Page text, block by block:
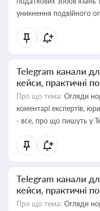
уникнення подвійного
Telegram канали
кейси, практичні
Про що тема: Огляди
коментарі експертів,
- все, про що пишуть у
Telegram канали
кейси, практичні
Про що тема: Огляди